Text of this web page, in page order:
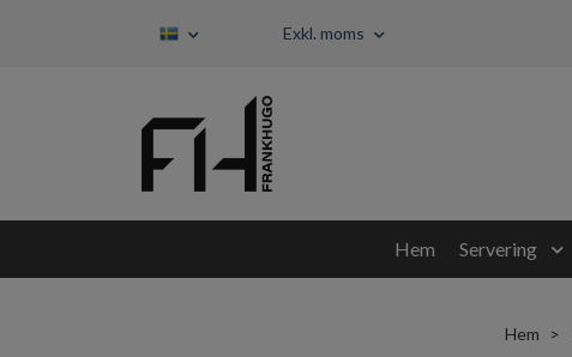
Exkl. moms
Hem Servering
Hem